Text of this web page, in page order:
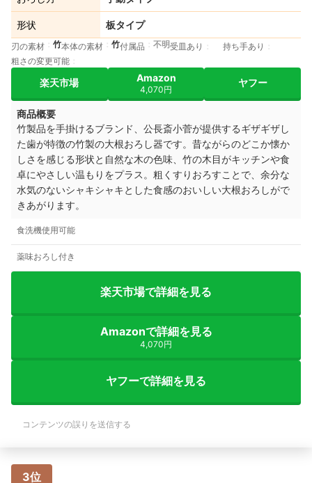
形状 板タイプ
刃の素材 竹本体の素材 竹付属品 不明受皿あり
持ち手あり
粗さの変更可能
楽天市場 Amazon
4,070円
ヤフー
商品概要
竹製品を手掛けるブランド、公長斎小菅が提供するギザギザし
た歯が特徴の竹製の大根おろし器です。昔ながらのどこか懐か
しさを感じる形状と自然な木の色味、竹の木目がキッチンや食
卓にやさしい温もりをプラス。粗くすりおろすことで、余分な
水気のないシャキシャキとした食感のおいしい大根おろしがで
きあがります。
食洗機使用可能
薬味おろし付き
楽天市場で詳細を見る
Amazonで詳細を見る
4,070円
ヤフーで詳細を見る
コンテンツの誤りを送信する
3位